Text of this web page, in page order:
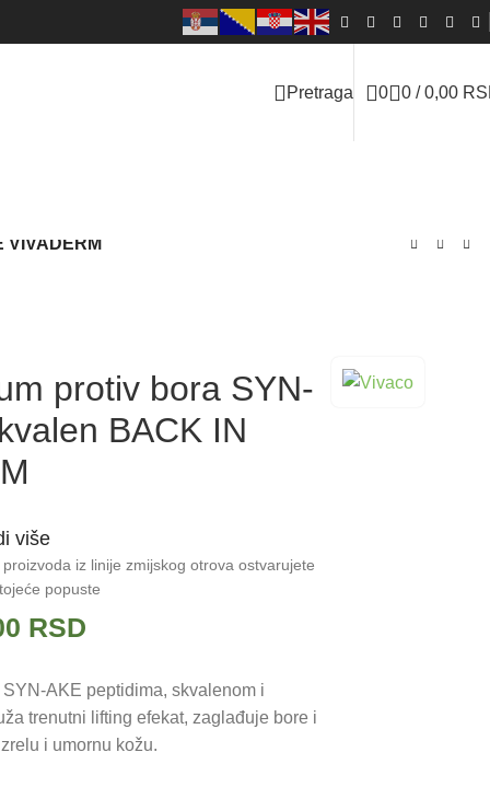
Pretraga 0 0 / 0,00
VIVADERM
protiv bora SYN-
BACK IN
više
iz linije zmijskog otrova ostvarujete
popuste
RSD
AKE peptidima, skvalenom i
trenutni lifting efekat, zaglađuje bore i
i umornu kožu.